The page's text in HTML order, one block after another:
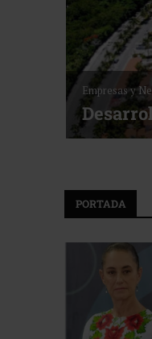
Empresas y
PORTADA